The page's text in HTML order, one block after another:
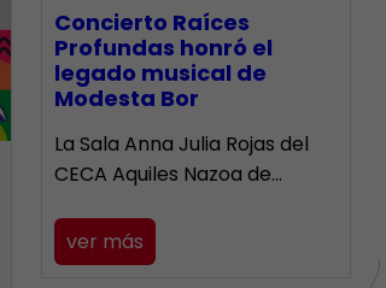
​Concierto Raíces
Profundas honró el
legado musical de
Modesta Bor
La Sala Anna Julia Rojas del
CECA Aquiles Nazoa de…
ver más